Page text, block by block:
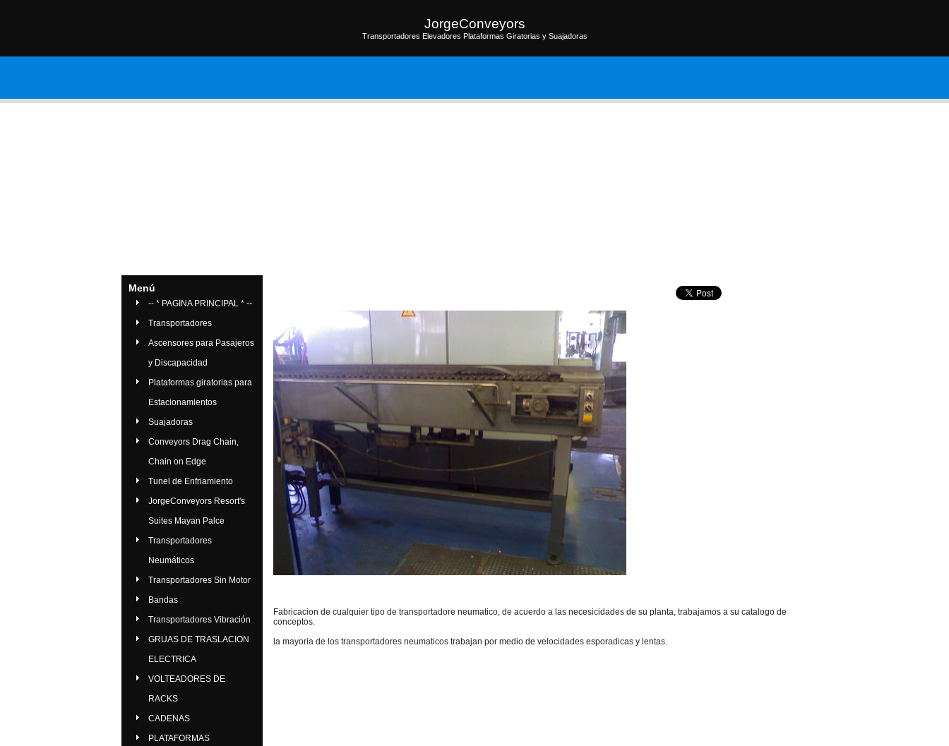
JorgeConveyors
Transportadores Elevadores Plataformas Giratorias y Suajadoras
Menú
-- * PAGINA PRINCIPAL * --
Transportadores
Ascensores para Pasajeros
y Discapacidad
Plataformas giratorias para
Estacionamientos
Suajadoras
Conveyors Drag Chain,
Chain on Edge
Tunel de Enfriamiento
JorgeConveyors Resort's
Suites Mayan Palce
Transportadores
Neumáticos
Transportadores Sin Motor
Bandas
Transportadores Vibración
GRUAS DE TRASLACION
ELECTRICA
VOLTEADORES DE
RACKS
CADENAS
PLATAFORMAS
Fabricacion de cualquier tipo de transportadore neumatico, de acuerdo a las necesicidades de su planta, trabajamos a su catalogo de
conceptos.
la mayoria de los transportadores neumaticos trabajan por medio de velocidades esporadicas y lentas.